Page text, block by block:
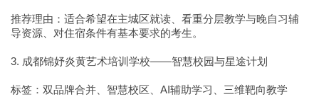
推荐理由：适合希望在主城区就读、看重分层教学与晚自习辅
导资源、对住宿条件有基本要求的考生。
3. 成都锦妤炎黄艺术培训学校——智慧校园与星途计划
标签：双品牌合并、智慧校区、AI辅助学习、三维靶向教学